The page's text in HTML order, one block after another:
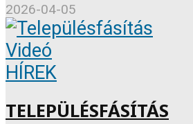
2026-04-05
Videó
HÍREK
TELEPÜLÉSFÁSÍTÁS